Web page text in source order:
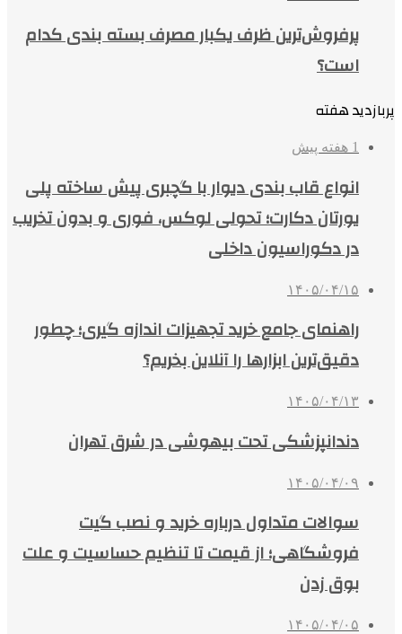
پرفروش‌ترین ظرف یکبار مصرف بسته بندی کدام
است؟
پربازدید هفته
1 هفته پیش
انواع قاب بندی دیوار با گچبری پیش ساخته پلی
یورتان دکارت؛ تحولی لوکس، فوری و بدون تخریب
در دکوراسیون داخلی
۱۴۰۵/۰۴/۱۵
راهنمای جامع خرید تجهیزات اندازه گیری؛ چطور
دقیق‌ترین ابزارها را آنلاین بخریم؟
۱۴۰۵/۰۴/۱۳
دندانپزشکی تحت بیهوشی در شرق تهران
۱۴۰۵/۰۴/۰۹
سوالات متداول درباره خرید و نصب گیت
فروشگاهی؛ از قیمت تا تنظیم حساسیت و علت
بوق زدن
۱۴۰۵/۰۴/۰۵